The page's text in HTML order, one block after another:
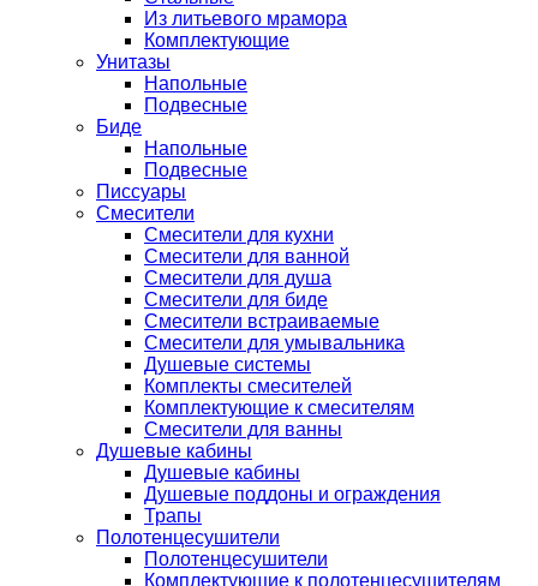
Из литьевого мрамора
Комплектующие
Унитазы
Напольные
Подвесные
Биде
Напольные
Подвесные
Писсуары
Смесители
Смесители для кухни
Смесители для ванной
Смесители для душа
Смесители для биде
Смесители встраиваемые
Смесители для умывальника
Душевые системы
Комплекты смесителей
Комплектующие к смесителям
Смесители для ванны
Душевые кабины
Душевые кабины
Душевые поддоны и ограждения
Трапы
Полотенцесушители
Полотенцесушители
Комплектующие к полотенцесушителям